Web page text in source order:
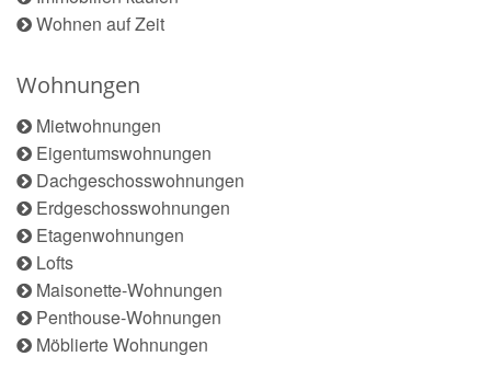
Wohnen auf Zeit
Wohnungen
Mietwohnungen
Eigentumswohnungen
Dachgeschosswohnungen
Erdgeschosswohnungen
Etagenwohnungen
Lofts
Maisonette-Wohnungen
Penthouse-Wohnungen
Möblierte Wohnungen